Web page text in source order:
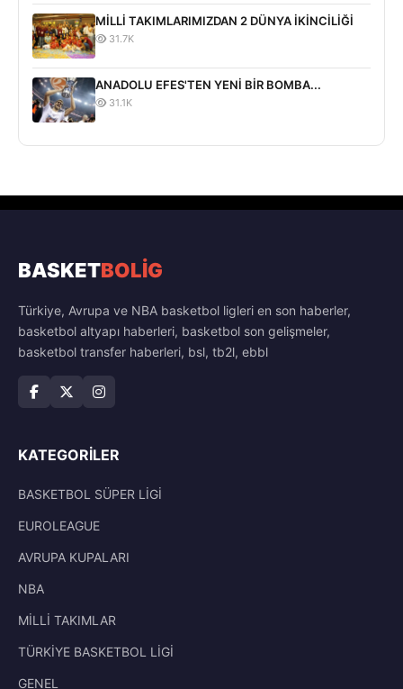
MİLLİ TAKIMLARIMIZDAN 2 DÜNYA İKİNCİLİĞİ
31.7K
ANADOLU EFES'TEN YENİ BİR BOMBA...
31.1K
BASKETBOLİG
Türkiye, Avrupa ve NBA basketbol ligleri en son haberler,
basketbol altyapı haberleri, basketbol son gelişmeler,
basketbol transfer haberleri, bsl, tb2l, ebbl
KATEGORILER
BASKETBOL SÜPER LİGİ
EUROLEAGUE
AVRUPA KUPALARI
NBA
MİLLİ TAKIMLAR
TÜRKİYE BASKETBOL LİGİ
GENEL